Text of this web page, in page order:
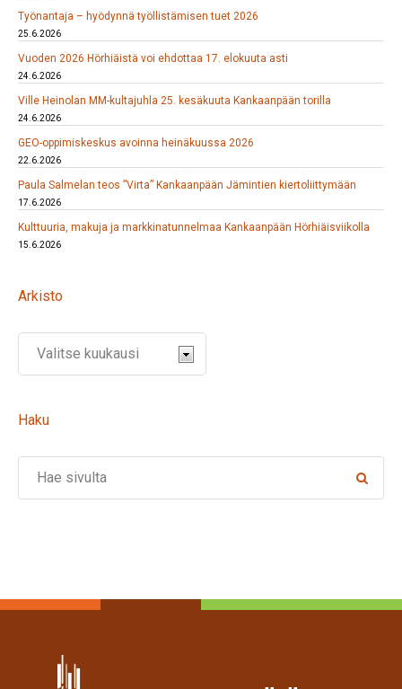
Työnantaja – hyödynnä työllistämisen tuet 2026
25.6.2026
Vuoden 2026 Hörhiäistä voi ehdottaa 17. elokuuta asti
24.6.2026
Ville Heinolan MM-kultajuhla 25. kesäkuuta Kankaanpään torilla
24.6.2026
GEO-oppimiskeskus avoinna heinäkuussa 2026
22.6.2026
Paula Salmelan teos ”Virta” Kankaanpään Jämintien kiertoliittymään
17.6.2026
Kulttuuria, makuja ja markkinatunnelmaa Kankaanpään Hörhiäisviikolla
15.6.2026
Arkisto
Haku